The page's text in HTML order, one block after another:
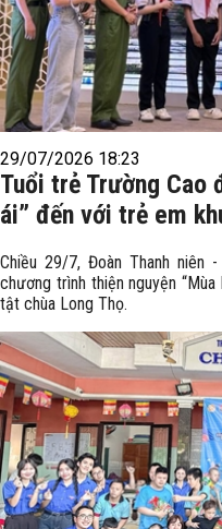
29/07/2026 18:23
Tuổi trẻ Trường Cao
ái” đến với trẻ em
Chiều 29/7, Đoàn Thanh niên
chương trình thiện nguyện
tật chùa Long Thọ.